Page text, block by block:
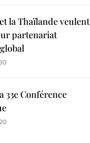
la Thaïlande veulent
partenariat
33e Conférence